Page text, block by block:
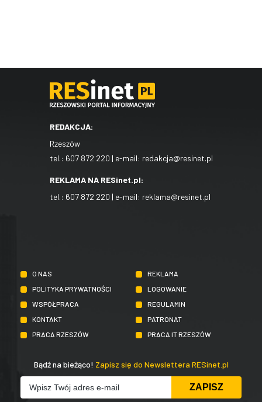
REDAKCJA:
Rzeszów
tel.: 607 872 220 | e-mail: redakcja@resinet.pl
REKLAMA NA RESinet.pl:
tel.: 607 872 220 | e-mail: reklama@resinet.pl
O NAS
REKLAMA
POLITYKA PRYWATNOŚCI
LOGOWANIE
WSPÓŁPRACA
REGULAMIN
KONTAKT
PATRONAT
PRACA RZESZÓW
PRACA IT RZESZÓW
Bądź na bieżąco! Zapisz się do Newslettera RESinet.pl